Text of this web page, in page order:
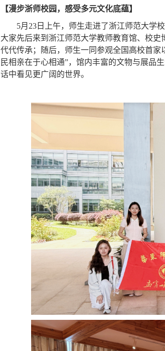
【漫步浙师校园，感受多元文化底蕴】
5月23日上午，师生走进了浙江师范大学
大家先后来到浙江师范大学教师教育馆、校
代代传承；随后，师生一同参观全国高校首家
民相亲在于心相通”，馆内丰富的文物与展品
话中看见更广阔的世界。